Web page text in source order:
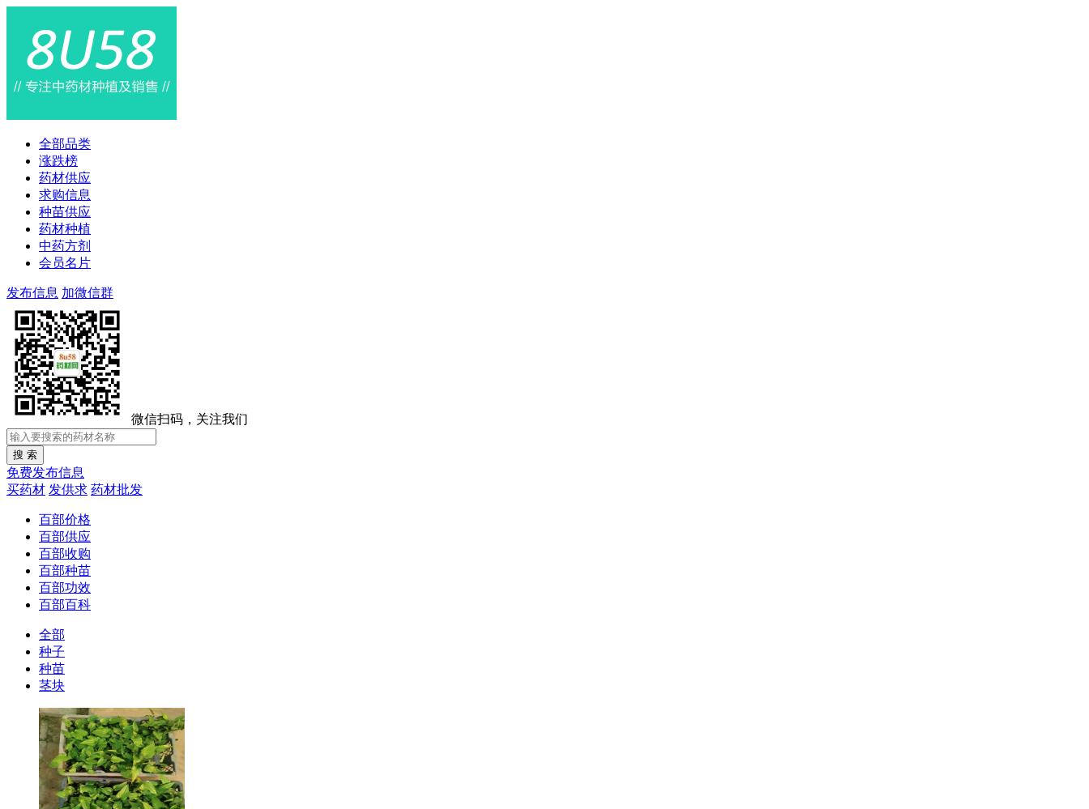
全部品类
涨跌榜
药材供应
求购信息
种苗供应
药材种植
中药方剂
会员名片
发布信息 加微信群
微信扫码，关注我们
免费发布信息
买药材 发供求 药材批发
百部价格
百部供应
百部收购
百部种苗
百部功效
百部百科
全部
种子
种苗
茎块